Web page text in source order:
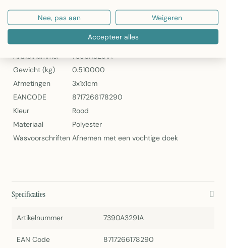
2Lif Deco Velvet Salmon – Luxe Veloursstof in Zalm
Specificaties
Artikelnummer
7390A3291A
Gewicht (kg)
0.510000
Afmetingen
3x1x1cm
EANCODE
8717266178290
Kleur
Rood
Materiaal
Polyester
Wasvoorschriften Afnemen met een vochtige doek
Specificaties
Artikelnummer 7390A3291A
EAN Code 8717266178290
Nee, pas aan Weigeren
Accepteer alles